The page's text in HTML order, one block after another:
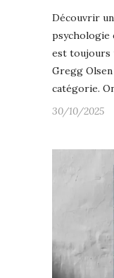
Découvrir
psychologie
est toujours
Gregg
catégorie.
30/10/2025